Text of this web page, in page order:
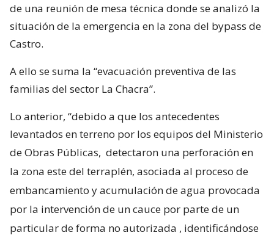
de una reunión de mesa técnica donde se analizó la
situación de la emergencia en la zona del bypass de
Castro.
A ello se suma la “evacuación preventiva de las
familias del sector La Chacra”.
Lo anterior, “debido a que los antecedentes
levantados en terreno por los equipos del Ministerio
de Obras Públicas, detectaron una perforación en
la zona este del terraplén, asociada al proceso de
embancamiento y acumulación de agua provocada
por la intervención de un cauce por parte de un
particular de forma no autorizada , identificándose